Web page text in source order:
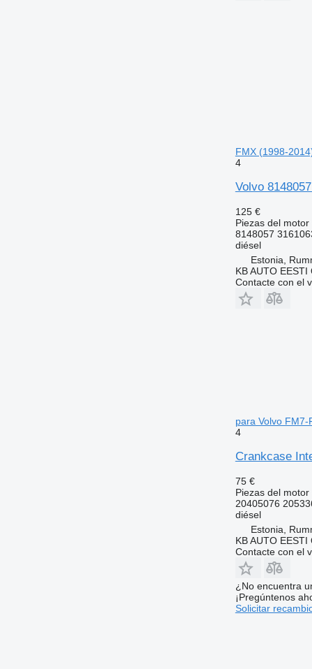
FMX (1998-
4
Volvo
125 €
Piezas del
8148057
diésel
Estonia,
KB AUTO EESTI
Contacte con el
para Volvo
4
Crankcase
75 €
Piezas del
20405076
diésel
Estonia,
KB AUTO EESTI
Contacte con el
¿No encuentra
¡Pregúntenos
Solicitar